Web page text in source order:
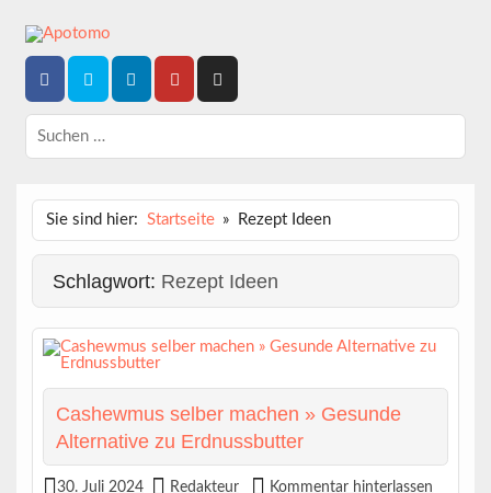
content
APOTOMO
Dein News-Magazin
Sie sind hier: Startseite Rezept Ideen
Schlagwort: Rezept Ideen
Cashewmus selber machen » Gesunde
Alternative zu Erdnussbutter
30. Juli 2024 Redakteur Kommentar hinterlassen